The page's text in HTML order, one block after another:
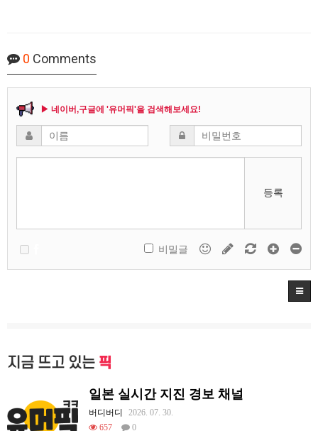
0 Comments
▶ 네이버,구글에 '유머픽'을 검색해보세요!
등록
비밀글
지금 뜨고 있는 픽
일본 실시간 지진 경보 채널
버디버디
2026. 07. 30.
657
0